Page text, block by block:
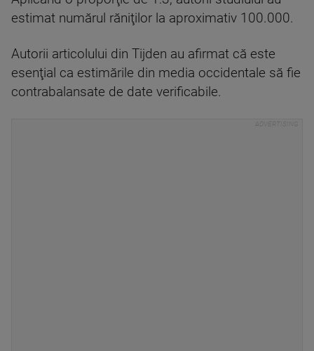
estimat numărul răniţilor la aproximativ 100.000.
Autorii articolului din Tijden au afirmat că este
esenţial ca estimările din media occidentale să fie
contrabalansate de date verificabile.